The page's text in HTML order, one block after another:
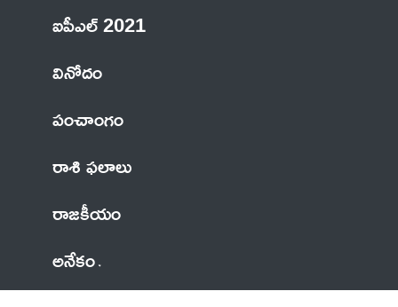
ఐపీఎల్ 2021
వినోదం
పంచాంగం
రాశి ఫలాలు
రాజకీయం
అనేకం